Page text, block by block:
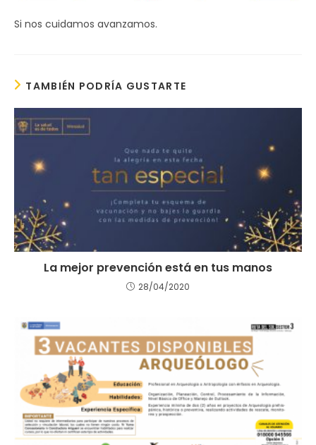
Si nos cuidamos avanzamos.
TAMBIÉN PODRÍA GUSTARTE
La mejor prevención está en tus manos
28/04/2020